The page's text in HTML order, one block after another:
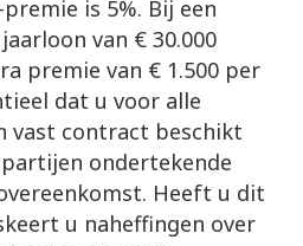
is 5%. Bij een
van € 30.000
premie van € 1.500 per
dat u voor alle
vast contract beschikt
ondertekende
Heeft u dit
u naheffingen over